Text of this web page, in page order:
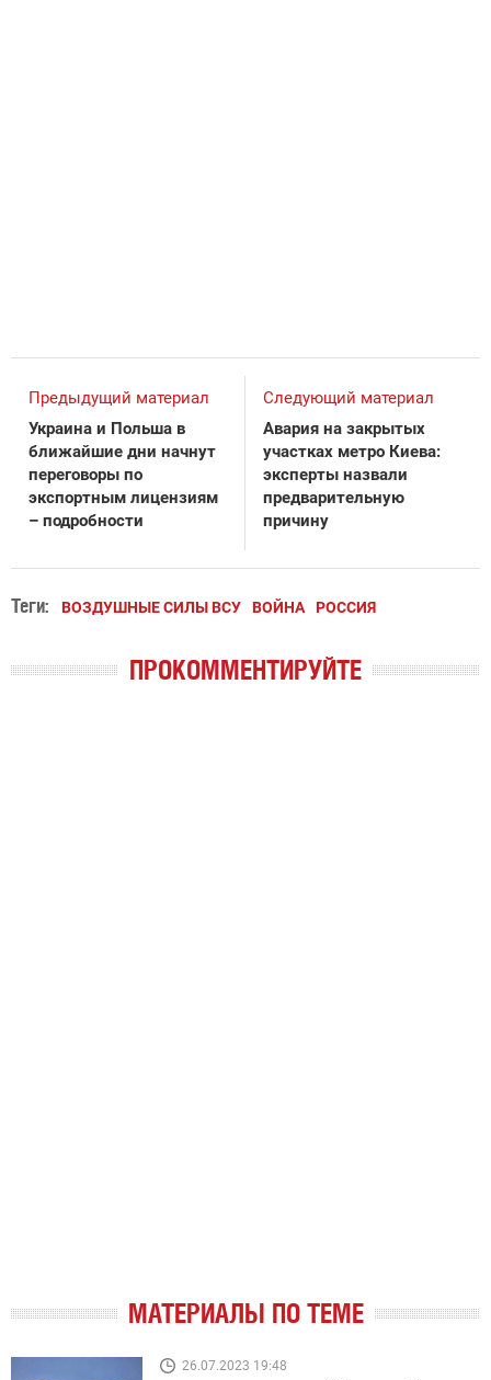
Предыдущий материал
Украина и Польша в
ближайшие дни начнут
переговоры по
экспортным лицензиям
– подробности
Следующий материал
Авария на закрытых
участках метро Киева:
эксперты назвали
предварительную
причину
Теги: ВОЗДУШНЫЕ СИЛЫ ВСУ ВОЙНА РОССИЯ
ПРОКОММЕНТИРУЙТЕ
МАТЕРИАЛЫ ПО ТЕМЕ
26.07.2023 19:48